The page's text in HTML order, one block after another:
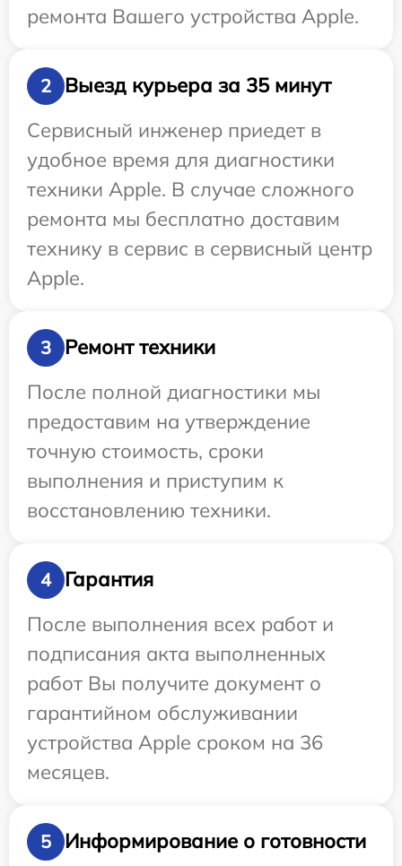
ремонта Вашего устройства Apple.
2
Выезд курьера за 35 минут
Сервисный инженер приедет в
удобное время для диагностики
техники Apple. В случае сложного
ремонта мы бесплатно доставим
технику в сервис в сервисный центр
Apple.
3
Ремонт техники
После полной диагностики мы
предоставим на утверждение
точную стоимость, сроки
выполнения и приступим к
восстановлению техники.
4
Гарантия
После выполнения всех работ и
подписания акта выполненных
работ Вы получите документ о
гарантийном обслуживании
устройства Apple сроком на 36
месяцев.
5 Информирование о готовности